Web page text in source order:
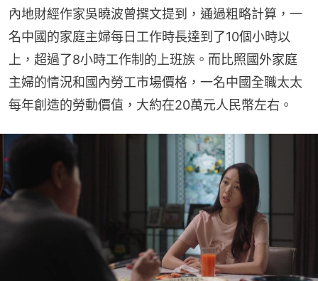
內地財經作家吳曉波曾撰文提到，通過粗略計算，一
名中國的家庭主婦每日工作時長達到了10個小時以
上，超過了8小時工作制的上班族。而比照國外家庭
主婦的情況和國內勞工市場價格，一名中國全職太太
每年創造的勞動價值，大約在20萬元人民幣左右。